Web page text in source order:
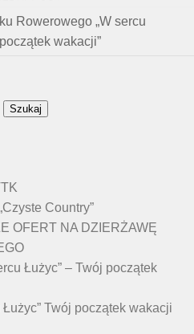
Rowerowego „W sercu
wakacji”
Szukaj
Country”
OFERT NA DZIERŻAWĘ
Łużyc” – Twój początek
Twój początek wakacji